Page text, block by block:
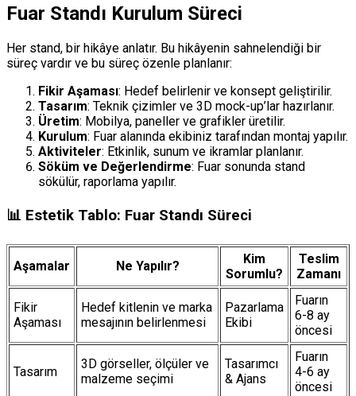
Fuar Standı Kurulum Süreci
Her stand, bir hikâye anlatır. Bu hikâyenin sahnelendiği bir
süreç vardır ve bu süreç özenle planlanır:
Fikir Aşaması: Hedef belirlenir ve konsept geliştirilir.
Tasarım: Teknik çizimler ve 3D mock-up’lar hazırlanır.
Üretim: Mobilya, paneller ve grafikler üretilir.
Kurulum: Fuar alanında ekibiniz tarafından montaj yapılır.
Aktiviteler: Etkinlik, sunum ve ikramlar planlanır.
Söküm ve Değerlendirme: Fuar sonunda stand
sökülür, raporlama yapılır.
📊 Estetik Tablo: Fuar Standı Süreci
Aşamalar Ne Yapılır?
Kim
Sorumlu?
Teslim
Zamanı
Fikir
Aşaması
Hedef kitlenin ve marka
mesajının belirlenmesi
Pazarlama
Ekibi
Fuarın
6-8 ay
öncesi
Tasarım
3D görseller, ölçüler ve
malzeme seçimi
Tasarımcı
& Ajans
Fuarın
4-6 ay
öncesi